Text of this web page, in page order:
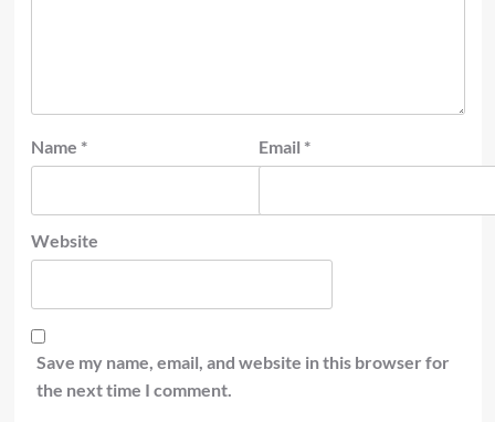
Name * Email *
Website
Save my name, email, and website in this browser for
the next time I comment.